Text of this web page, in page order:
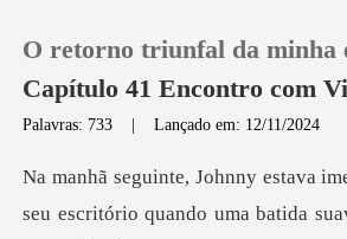
O retorno triunfal da minha
Capítulo 41 Encontro com
Palavras: 733 |Lançado em: 12/11/2024
seu escritório quando uma b